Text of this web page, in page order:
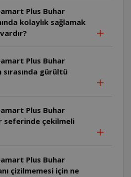
Plus Buhar
kolaylık sağlamak
Plus Buhar
sırasında gürültü
seferinde çekilmeli
Plus Buhar
çizilmemesi için ne